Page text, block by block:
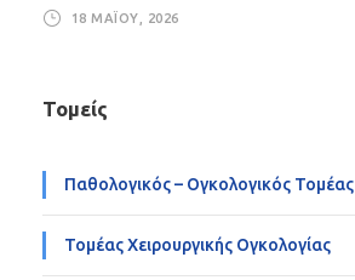
18 ΜΑΪ́ΟΥ, 2026
Τομείς
Παθολογικός – Ογκολογικός Τομέας
Τομέας Χειρουργικής Ογκολογίας